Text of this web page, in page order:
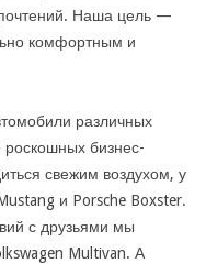
Наша цель —
комфортным и
различных
роскошных бизнес-
свежим воздухом, у
и Porsche Boxster.
с друзьями мы
Multivan. А